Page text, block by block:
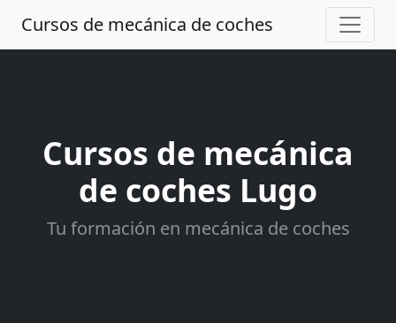
Cursos de mecánica de coches
Cursos de mecánica
de coches Lugo
Tu formación en mecánica de coches